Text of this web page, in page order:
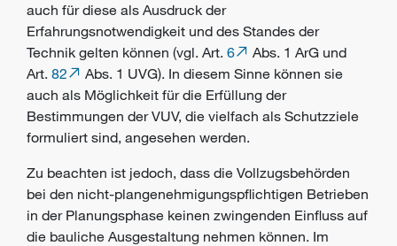
auch für diese als Ausdruck der
Erfahrungsnotwendigkeit und des Standes der
Technik gelten können (vgl. Art. 6
Abs. 1 ArG und
Art. 82
Abs. 1 UVG). In diesem Sinne können sie
auch als Möglichkeit für die Erfüllung der
Bestimmungen der VUV, die vielfach als Schutzziele
formuliert sind, angesehen werden.
Zu beachten ist jedoch, dass die Vollzugsbehörden
bei den nicht-plangenehmigungspflichtigen Betrieben
in der Planungsphase keinen zwingenden Einfluss auf
die bauliche Ausgestaltung nehmen können. Im